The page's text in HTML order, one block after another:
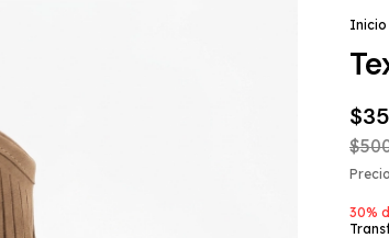
Inicio
30%